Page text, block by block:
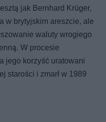
jak Bernhard Krüger,
w brytyjskim areszcie, ale
waluty wrogiego
W procesie
jego korzyść uratowani
starości i zmarł w 1989